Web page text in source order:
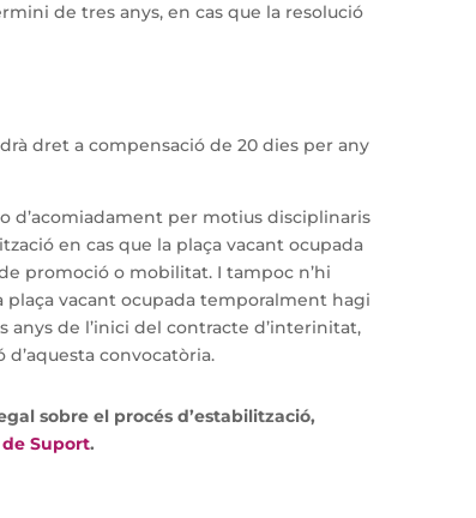
de tres anys, en cas que la resolució
dret a compensació de 20 dies per any
d’acomiadament per motius disciplinaris
en cas que la plaça vacant ocupada
promoció o mobilitat. I tampoc n’hi
plaça vacant ocupada temporalment hagi
anys de l’inici del contracte d’interinitat,
d’aquesta convocatòria.
sobre el procés d’estabilització,
Suport.